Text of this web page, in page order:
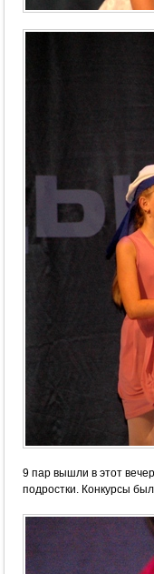
9 пар вышли в этот
подростки. Конкурсы